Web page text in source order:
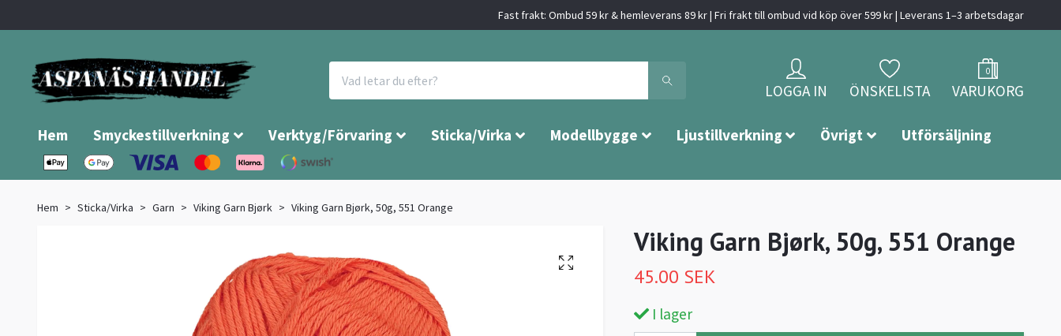
Fast frakt: Ombud 59 kr & hemleverans 89 kr | Fri frakt till ombud vid köp över 599 kr | Leverans 1–3 arbetsdagar
LOGGA IN ÖNSKELISTA
0
VARUKORG
Hem Smyckestillverkning Verktyg/Förvaring Sticka/Virka Modellbygge Ljustillverkning Övrigt Utförsäljning
Hem Sticka/Virka Garn Viking Garn Bjørk Viking Garn Bjørk, 50g, 551 Orange
Viking Garn Bjørk, 50g, 551 Orange
45.00 SEK
I lager